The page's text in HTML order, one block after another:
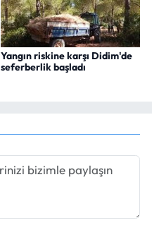
Yangın riskine karşı Didim'de
seferberlik başladı